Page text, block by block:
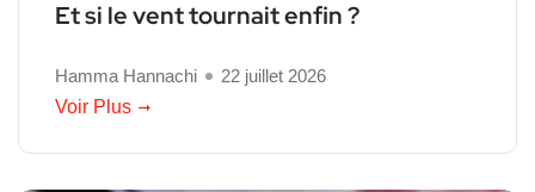
Et si le vent tournait enfin ?
Hamma Hannachi
22 juillet 2026
Voir Plus